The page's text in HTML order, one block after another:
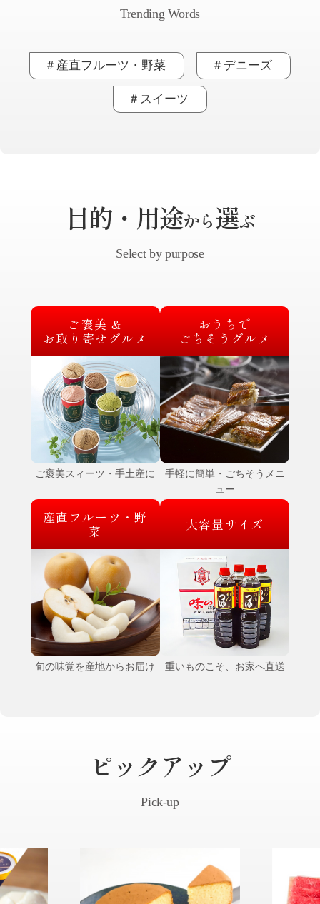
Trending Words
＃産直フルーツ・野菜 ＃デニーズ
＃スイーツ
目的・用途から選ぶ
Select by purpose
ご褒美 &
お取り寄せグルメ
ご褒美スィーツ・手土産に
おうちで
ごちそうグルメ
手軽に簡単・ごちそうメニ
ュー
産直フルーツ・野
菜
旬の味覚を産地からお届け
大容量サイズ
重いものこそ、お家へ直送
ピックアップ
Pick-up